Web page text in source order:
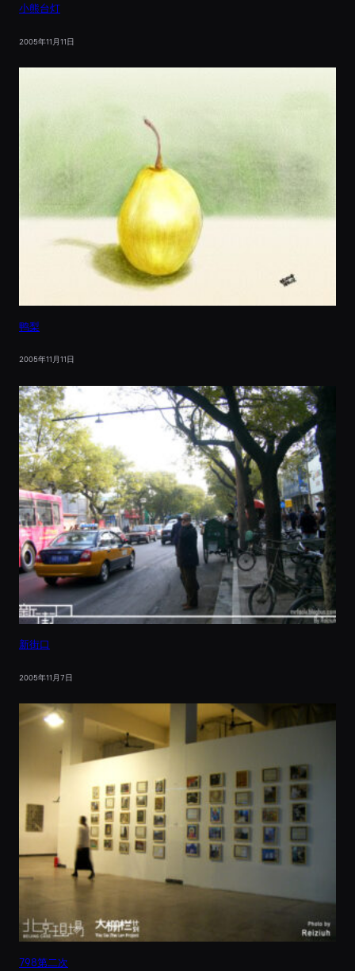
小熊台灯
2005年11月11日
鸭梨
2005年11月11日
新街口
2005年11月7日
798第二次